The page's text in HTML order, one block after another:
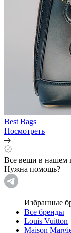
Best Bags
Посмотреть
Все вещи в нашем
Нужна помощь?
Избранные
Все бренды
Louis Vuitton
Maison